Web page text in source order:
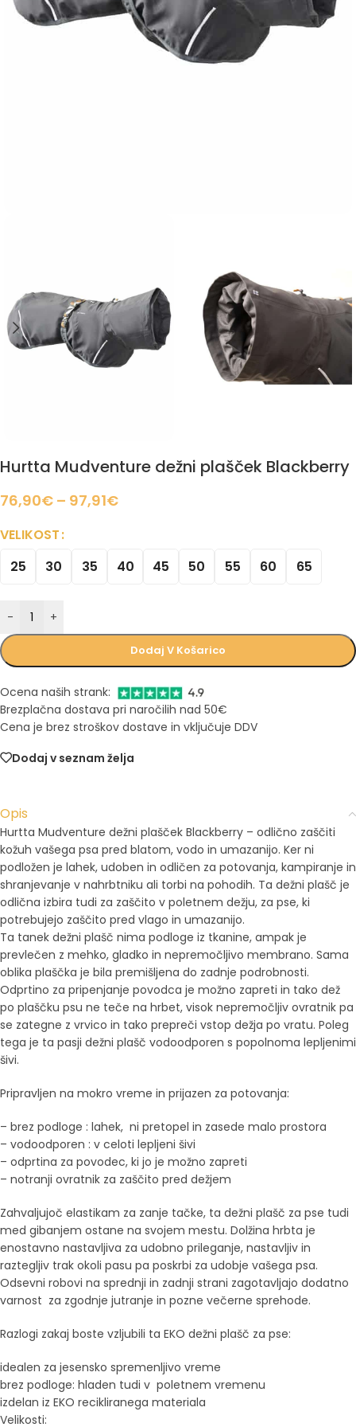
Hurtta Mudventure dežni plašček Blackberry
76,90€ – 97,91€
VELIKOST
25
30 35 40 45 50 55 60 65
- +
Dodaj V Košarico
Ocena naših strank:
Brezplačna dostava pri naročilih nad 50€
Cena je brez stroškov dostave in vključuje DDV
Dodaj v seznam želja
Opis
Hurtta Mudventure dežni plašček Blackberry – odlično zaščiti
kožuh vašega psa pred blatom, vodo in umazanijo. Ker ni
podložen je lahek, udoben in odličen za potovanja, kampiranje in
shranjevanje v nahrbtniku ali torbi na pohodih. Ta dežni plašč je
odlična izbira tudi za zaščito v poletnem dežju, za pse, ki
potrebujejo zaščito pred vlago in umazanijo.
Ta tanek dežni plašč nima podloge iz tkanine, ampak je
prevlečen z mehko, gladko in nepremočljivo membrano. Sama
oblika plaščka je bila premišljena do zadnje podrobnosti.
Odprtino za pripenjanje povodca je možno zapreti in tako dež
po plaščku psu ne teče na hrbet, visok nepremočljiv ovratnik pa
se zategne z vrvico in tako prepreči vstop dežja po vratu. Poleg
tega je ta pasji dežni plašč vodoodporen s popolnoma lepljenimi
šivi.
Pripravljen na mokro vreme in prijazen za potovanja:
– brez podloge : lahek, ni pretopel in zasede malo prostora
– vodoodporen : v celoti lepljeni šivi
– odprtina za povodec, ki jo je možno zapreti
– notranji ovratnik za zaščito pred dežjem
Zahvaljujoč elastikam za zanje tačke, ta dežni plašč za pse tudi
med gibanjem ostane na svojem mestu. Dolžina hrbta je
enostavno nastavljiva za udobno prileganje, nastavljiv in
raztegljiv trak okoli pasu pa poskrbi za udobje vašega psa.
Odsevni robovi na sprednji in zadnji strani zagotavljajo dodatno
varnost za zgodnje jutranje in pozne večerne sprehode.
Razlogi zakaj boste vzljubili ta EKO dežni plašč za pse:
idealen za jesensko spremenljivo vreme
brez podloge: hladen tudi v poletnem vremenu
izdelan iz EKO recikliranega materiala
Velikosti: